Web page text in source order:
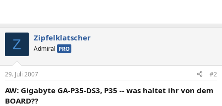
Z Zipfelklatscher
Admiral PRO
29. Juli 2007 #2
AW: Gigabyte GA-P35-DS3, P35 -- was haltet ihr von dem
BOARD??